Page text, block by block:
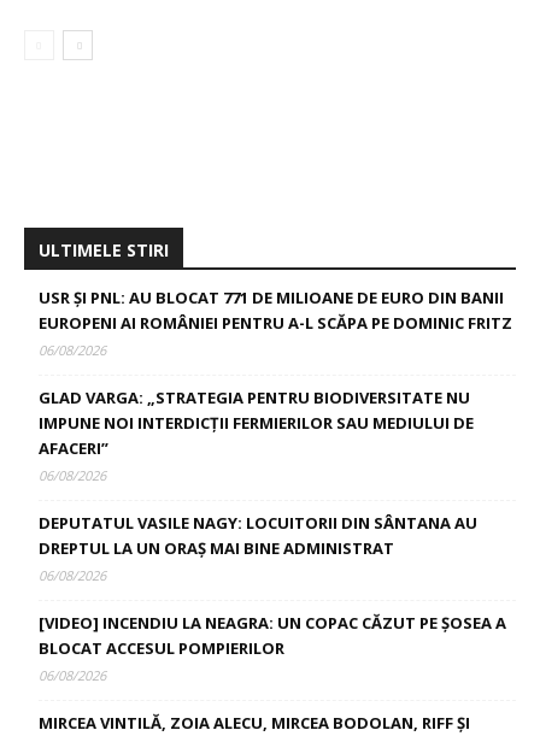
ULTIMELE STIRI
USR ȘI PNL: AU BLOCAT 771 DE MILIOANE DE EURO DIN BANII
EUROPENI AI ROMÂNIEI PENTRU A-L SCĂPA PE DOMINIC FRITZ
06/08/2026
GLAD VARGA: „STRATEGIA PENTRU BIODIVERSITATE NU
IMPUNE NOI INTERDICȚII FERMIERILOR SAU MEDIULUI DE
AFACERI”
06/08/2026
DEPUTATUL VASILE NAGY: LOCUITORII DIN SÂNTANA AU
DREPTUL LA UN ORAȘ MAI BINE ADMINISTRAT
06/08/2026
[VIDEO] INCENDIU LA NEAGRA: UN COPAC CĂZUT PE ȘOSEA A
BLOCAT ACCESUL POMPIERILOR
06/08/2026
MIRCEA VINTILĂ, ZOIA ALECU, MIRCEA BODOLAN, RIFF ȘI